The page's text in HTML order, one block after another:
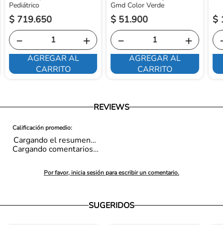
Pediátrico
$ 719.650
＋
－
AGREGAR AL
CARRITO
Gmd Color Verde
$ 51.900
＋
－
AGREGAR AL
CARRITO
$
REVIEWS
Cargando el resumen…
Por favor, inicia sesión para escribir un comentario.
Cargando comentarios…
SUGERIDOS